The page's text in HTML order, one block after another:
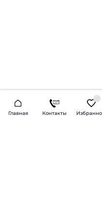
Главная Контакты
2026 © Продажа
Доставка по